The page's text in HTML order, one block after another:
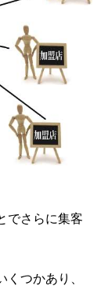
でさらに集客
つかあり、